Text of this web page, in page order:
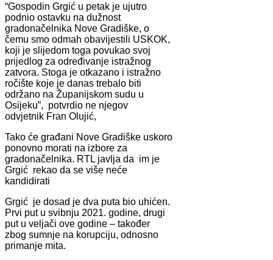
“Gospodin Grgić u petak je ujutro
podnio ostavku na dužnost
gradonačelnika Nove Gradiške, o
čemu smo odmah obavijestili USKOK,
koji je slijedom toga povukao svoj
prijedlog za određivanje istražnog
zatvora. Stoga je otkazano i istražno
ročište koje je danas trebalo biti
održano na Županijskom sudu u
Osijeku”, potvrdio ne njegov
odvjetnik Fran Olujić,
Tako će građani Nove Gradiške uskoro
ponovno morati na izbore za
gradonačelnika. RTL javlja da im je
Grgić rekao da se više neće
kandidirati
Grgić je dosad je dva puta bio uhićen.
Prvi put u svibnju 2021. godine, drugi
put u veljači ove godine – također
zbog sumnje na korupciju, odnosno
primanje mita.